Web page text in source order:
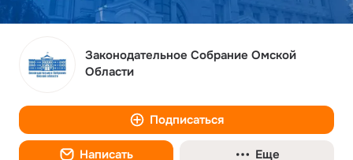
Законодательное Собрание Омской
Области
Подписаться
Написать Еще